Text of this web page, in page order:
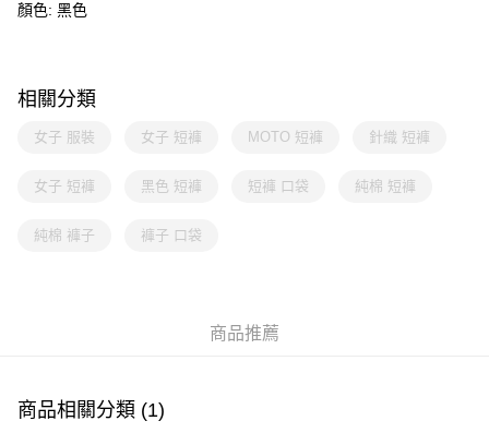
顏色: 黑色
相關分類
女子 服裝 女子 短褲 MOTO 短褲 針織 短褲
女子 短褲 黑色 短褲 短褲 口袋 純棉 短褲
純棉 褲子 褲子 口袋
商品推薦
商品相關分類 (1)